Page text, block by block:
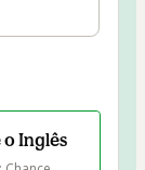
o Inglês